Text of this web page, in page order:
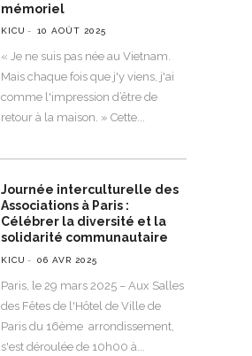
mémoriel
KICU 10 AOÛT 2025
« Je ne suis pas née au Vietnam.
Mais chaque fois que j'y viens, j'ai
comme l'impression d’être de
retour à la maison. » Cette
Journée interculturelle des
Associations à Paris :
Célébrer la diversité et la
solidarité communautaire
KICU 06 AVR 2025
Paris, le 29 mars 2025 – Aux Salles
des Fêtes de l'Hôtel de Ville de
Paris du 16ème arrondissement,
s'est déroulée de 10h00 à